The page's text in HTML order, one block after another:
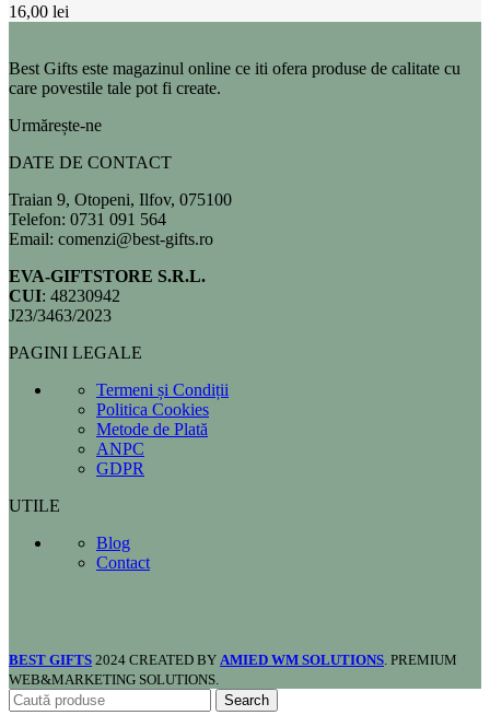
16,00 lei
Best Gifts este magazinul online ce iti ofera produse de calitate cu
care povestile tale pot fi create.
Urmărește-ne
DATE DE CONTACT
Traian 9, Otopeni, Ilfov, 075100
Telefon: 0731 091 564
Email: comenzi@best-gifts.ro
EVA-GIFTSTORE S.R.L.
CUI: 48230942
J23/3463/2023
PAGINI LEGALE
Termeni și Condiții
Politica Cookies
Metode de Plată
ANPC
GDPR
UTILE
Blog
Contact
BEST GIFTS 2024 CREATED BY AMIED WM SOLUTIONS . PREMIUM
WEB&MARKETING SOLUTIONS.
Search